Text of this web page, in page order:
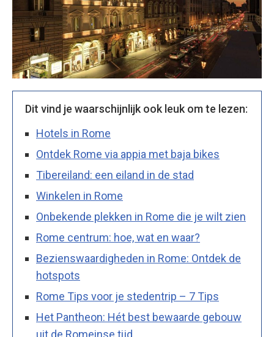
Dit vind je waarschijnlijk ook leuk om te lezen:
Hotels in Rome
Ontdek Rome via appia met baja bikes
Tibereiland: een eiland in de stad
Winkelen in Rome
Onbekende plekken in Rome die je wilt zien
Rome centrum: hoe, wat en waar?
Bezienswaardigheden in Rome: Ontdek de
hotspots
Rome Tips voor je stedentrip – 7 Tips
Het Pantheon: Hét best bewaarde gebouw
uit de Romeinse tijd